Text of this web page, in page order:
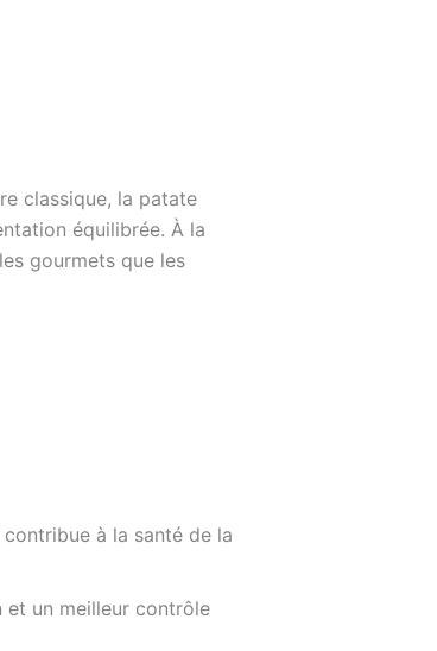
classique, la patate
équilibrée. À la
gourmets que les
à la santé de la
et un meilleur contrôle